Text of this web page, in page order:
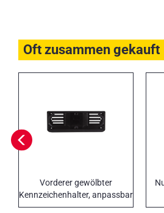
Oft zusammen gekauft
Vorderer gewölbter
Kennzeichenhalter, anpassbar
aus Stahl oder Aluminium